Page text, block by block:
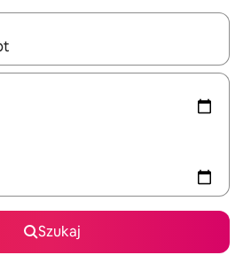
możesz poruszać się po nich za
Szukaj